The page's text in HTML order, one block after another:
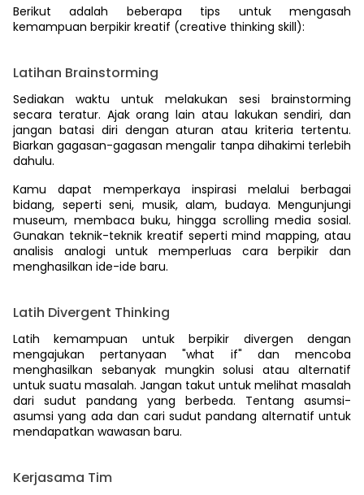
Berikut adalah beberapa tips untuk mengasah
kemampuan berpikir kreatif (creative thinking skill):
Latihan Brainstorming
Sediakan waktu untuk melakukan sesi brainstorming
secara teratur. Ajak orang lain atau lakukan sendiri, dan
jangan batasi diri dengan aturan atau kriteria tertentu.
Biarkan gagasan-gagasan mengalir tanpa dihakimi terlebih
dahulu.
Kamu dapat memperkaya inspirasi melalui berbagai
bidang, seperti seni, musik, alam, budaya. Mengunjungi
museum, membaca buku, hingga scrolling media sosial.
Gunakan teknik-teknik kreatif seperti mind mapping, atau
analisis analogi untuk memperluas cara berpikir dan
menghasilkan ide-ide baru.
Latih Divergent Thinking
Latih kemampuan untuk berpikir divergen dengan
mengajukan pertanyaan "what if" dan mencoba
menghasilkan sebanyak mungkin solusi atau alternatif
untuk suatu masalah. Jangan takut untuk melihat masalah
dari sudut pandang yang berbeda. Tentang asumsi-
asumsi yang ada dan cari sudut pandang alternatif untuk
mendapatkan wawasan baru.
Kerjasama Tim